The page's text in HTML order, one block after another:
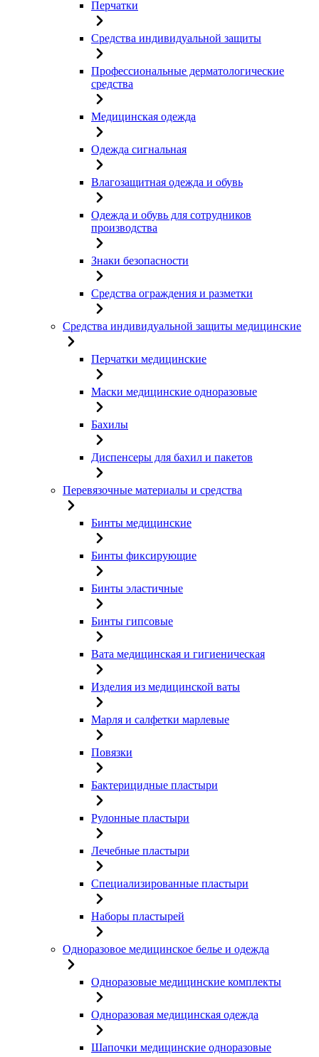
Перчатки
Средства индивидуальной защиты
Профессиональные дерматологические
средства
Медицинская одежда
Одежда сигнальная
Влагозащитная одежда и обувь
Одежда и обувь для сотрудников
производства
Знаки безопасности
Средства ограждения и разметки
Средства индивидуальной защиты медицинские
Перчатки медицинские
Маски медицинские одноразовые
Бахилы
Диспенсеры для бахил и пакетов
Перевязочные материалы и средства
Бинты медицинские
Бинты фиксирующие
Бинты эластичные
Бинты гипсовые
Вата медицинская и гигиеническая
Изделия из медицинской ваты
Марля и салфетки марлевые
Повязки
Бактерицидные пластыри
Рулонные пластыри
Лечебные пластыри
Специализированные пластыри
Наборы пластырей
Одноразовое медицинское белье и одежда
Одноразовые медицинские комплекты
Одноразовая медицинская одежда
Шапочки медицинские одноразовые